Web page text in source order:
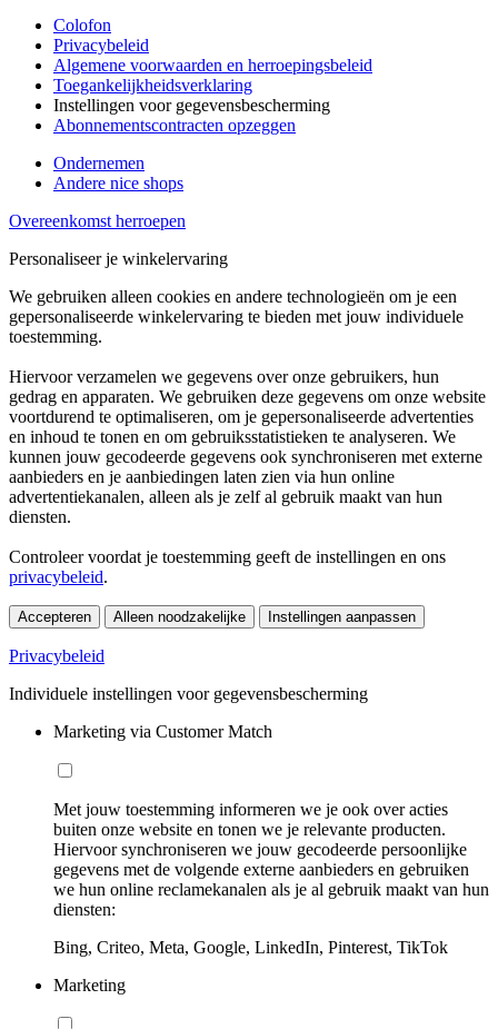
Colofon
Privacybeleid
Algemene voorwaarden en herroepingsbeleid
Toegankelijkheidsverklaring
Instellingen voor gegevensbescherming
Abonnementscontracten opzeggen
Ondernemen
Andere nice shops
Overeenkomst herroepen
Personaliseer je winkelervaring
We gebruiken alleen cookies en andere technologieën om je een
gepersonaliseerde winkelervaring te bieden met jouw individuele
toestemming.
Hiervoor verzamelen we gegevens over onze gebruikers, hun
gedrag en apparaten. We gebruiken deze gegevens om onze website
voortdurend te optimaliseren, om je gepersonaliseerde advertenties
en inhoud te tonen en om gebruiksstatistieken te analyseren. We
kunnen jouw gecodeerde gegevens ook synchroniseren met externe
aanbieders en je aanbiedingen laten zien via hun online
advertentiekanalen, alleen als je zelf al gebruik maakt van hun
diensten.
Controleer voordat je toestemming geeft de instellingen en ons
privacybeleid.
Accepteren Alleen noodzakelijke Instellingen aanpassen
Privacybeleid
Individuele instellingen voor gegevensbescherming
Marketing via Customer Match
Met jouw toestemming informeren we je ook over acties
buiten onze website en tonen we je relevante producten.
Hiervoor synchroniseren we jouw gecodeerde persoonlijke
gegevens met de volgende externe aanbieders en gebruiken
we hun online reclamekanalen als je al gebruik maakt van hun
diensten:
Bing, Criteo, Meta, Google, LinkedIn, Pinterest, TikTok
Marketing